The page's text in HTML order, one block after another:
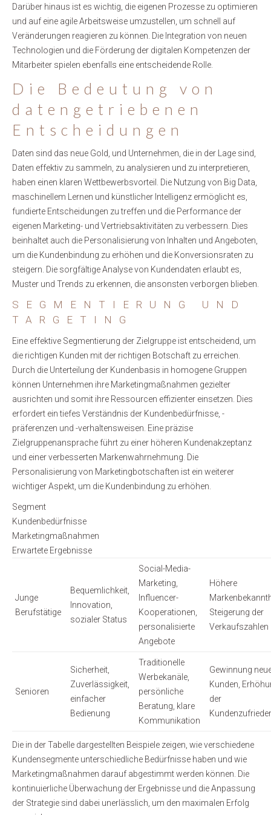
Darüber hinaus ist es wichtig, die eigenen Prozesse zu optimieren
und auf eine agile Arbeitsweise umzustellen, um schnell auf
Veränderungen reagieren zu können. Die Integration von neuen
Technologien und die Förderung der digitalen Kompetenzen der
Mitarbeiter spielen ebenfalls eine entscheidende Rolle.
Die Bedeutung von
datengetriebenen
Entscheidungen
Daten sind das neue Gold, und Unternehmen, die in der Lage sind,
Daten effektiv zu sammeln, zu analysieren und zu interpretieren,
haben einen klaren Wettbewerbsvorteil. Die Nutzung von Big Data,
maschinellem Lernen und künstlicher Intelligenz ermöglicht es,
fundierte Entscheidungen zu treffen und die Performance der
eigenen Marketing- und Vertriebsaktivitäten zu verbessern. Dies
beinhaltet auch die Personalisierung von Inhalten und Angeboten,
um die Kundenbindung zu erhöhen und die Konversionsraten zu
steigern. Die sorgfältige Analyse von Kundendaten erlaubt es,
Muster und Trends zu erkennen, die ansonsten verborgen blieben.
SEGMENTIERUNG UND
TARGETING
Eine effektive Segmentierung der Zielgruppe ist entscheidend, um
die richtigen Kunden mit der richtigen Botschaft zu erreichen.
Durch die Unterteilung der Kundenbasis in homogene Gruppen
können Unternehmen ihre Marketingmaßnahmen gezielter
ausrichten und somit ihre Ressourcen effizienter einsetzen. Dies
erfordert ein tiefes Verständnis der Kundenbedürfnisse, -
präferenzen und -verhaltensweisen. Eine präzise
Zielgruppenansprache führt zu einer höheren Kundenakzeptanz
und einer verbesserten Markenwahrnehmung. Die
Personalisierung von Marketingbotschaften ist ein weiterer
wichtiger Aspekt, um die Kundenbindung zu erhöhen.
Segment
Kundenbedürfnisse
Marketingmaßnahmen
Erwartete Ergebnisse
Junge
Berufstätige
Bequemlichkeit,
Innovation,
sozialer Status
Social-Media-
Marketing,
Influencer-
Kooperationen,
personalisierte
Angebote
Höhere
Steigerung der
Verkaufszahlen
Senioren
Sicherheit,
Zuverlässigkeit,
einfacher
Bedienung
Traditionelle
Werbekanäle,
persönliche
Beratung, klare
Kommunikation
Gewinnung
Kunden,
der
Die in der Tabelle dargestellten Beispiele zeigen, wie verschiedene
Kundensegmente unterschiedliche Bedürfnisse haben und wie
Marketingmaßnahmen darauf abgestimmt werden können. Die
kontinuierliche Überwachung der Ergebnisse und die Anpassung
der Strategie sind dabei unerlässlich, um den maximalen Erfolg